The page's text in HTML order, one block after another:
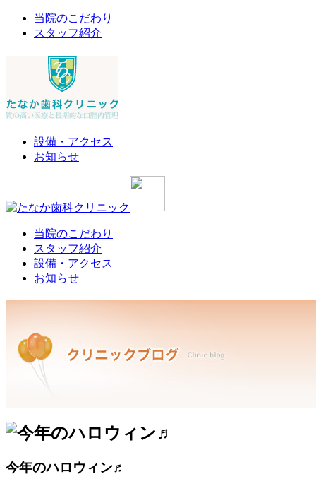
当院のこだわり
スタッフ紹介
設備・アクセス
お知らせ
当院のこだわり
スタッフ紹介
設備・アクセス
お知らせ
今年のハロウィン♬